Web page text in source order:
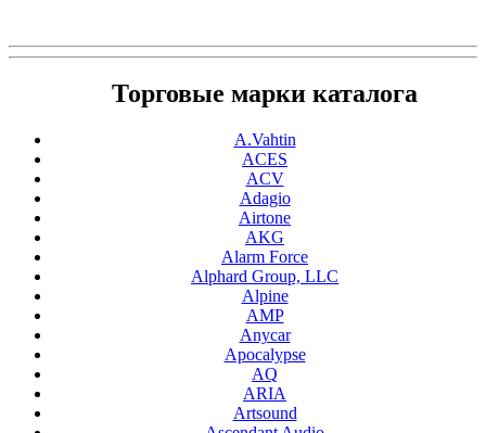
Торговые марки каталога
A.Vahtin
ACES
ACV
Adagio
Airtone
AKG
Alarm Force
Alphard Group, LLC
Alpine
AMP
Anycar
Apocalypse
AQ
ARIA
Artsound